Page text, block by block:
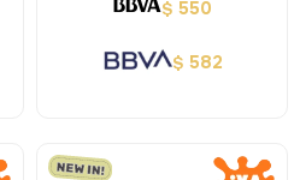
$ 550
$ 582